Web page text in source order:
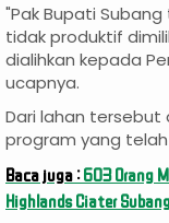
"Pak Bupati
tidak produktif
dialihkan kepada
ucapnya.
Dari lahan
program yang
Baca juga :603 Orang
Highlands Ciater